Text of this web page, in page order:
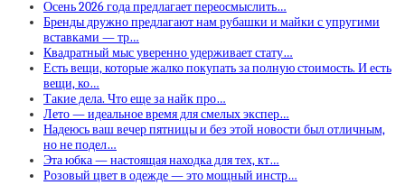
Осень 2026 года предлагает переосмыслить…
Бренды дружно предлагают нам рубашки и майки с упругими
вставками — тр…
Квадратный мыс уверенно удерживает стату…
Есть вещи, которые жалко покупать за полную стоимость. И есть
вещи, ко…
Такие дела. Что еще за найк про…
Лето — идеальное время для смелых экспер…
Надеюсь ваш вечер пятницы и без этой новости был отличным,
но не подел…
Эта юбка — настоящая находка для тех, кт…
Розовый цвет в одежде — это мощный инстр…